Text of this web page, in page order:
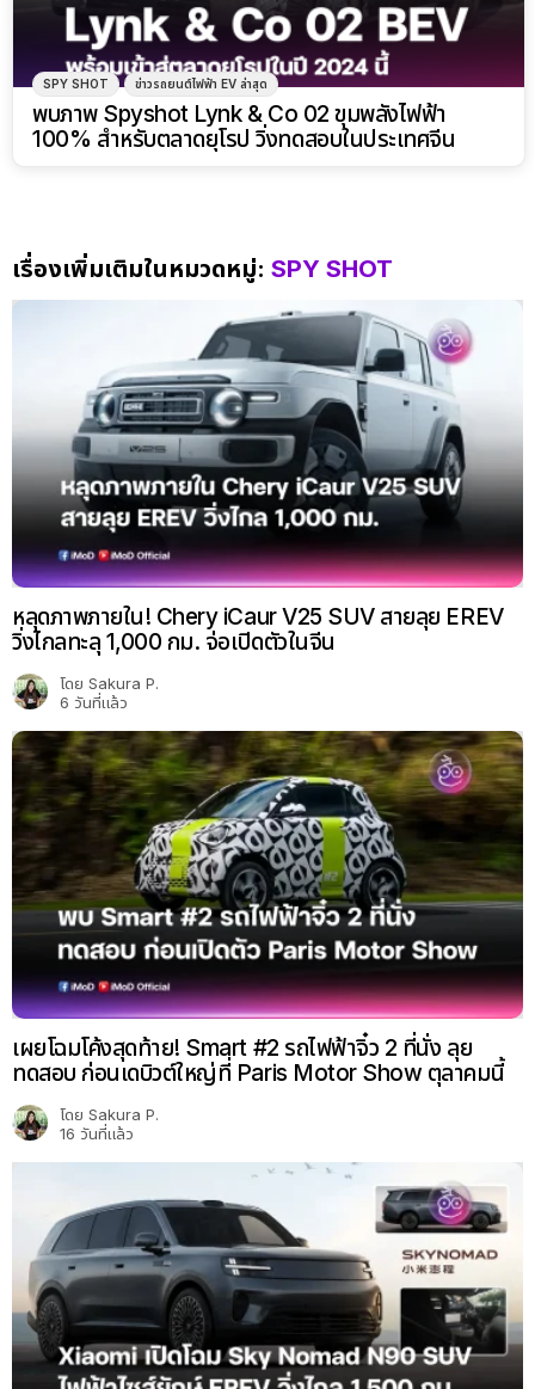
SPY SHOT ข่าวรถยนต์ไฟฟ้า EV ล่าสุด
พบภาพ Spyshot Lynk & Co 02 ขุมพลังไฟฟ้า
100% สำหรับตลาดยุโรป วิ่งทดสอบในประเทศจีน
เรื่องเพิ่มเติมในหมวดหมู่: SPY SHOT
หลุดภาพภายใน! Chery iCaur V25 SUV สายลุย EREV
วิ่งไกลทะลุ 1,000 กม. จ่อเปิดตัวในจีน
โดย Sakura P.
6 วันที่แล้ว
เผยโฉมโค้งสุดท้าย! Smart #2 รถไฟฟ้าจิ๋ว 2 ที่นั่ง ลุย
ทดสอบ ก่อนเดบิวต์ใหญ่ที่ Paris Motor Show ตุลาคมนี้
โดย Sakura P.
16 วันที่แล้ว